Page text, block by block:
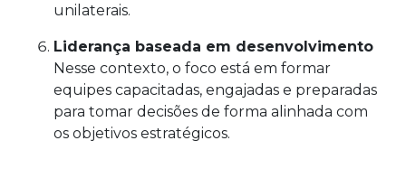
unilaterais.
Liderança baseada em desenvolvimento
Nesse contexto, o foco está em formar
equipes capacitadas, engajadas e preparadas
para tomar decisões de forma alinhada com
os objetivos estratégicos.